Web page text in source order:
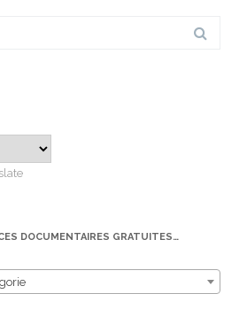
DOCUMENTAIRES GRATUITES…